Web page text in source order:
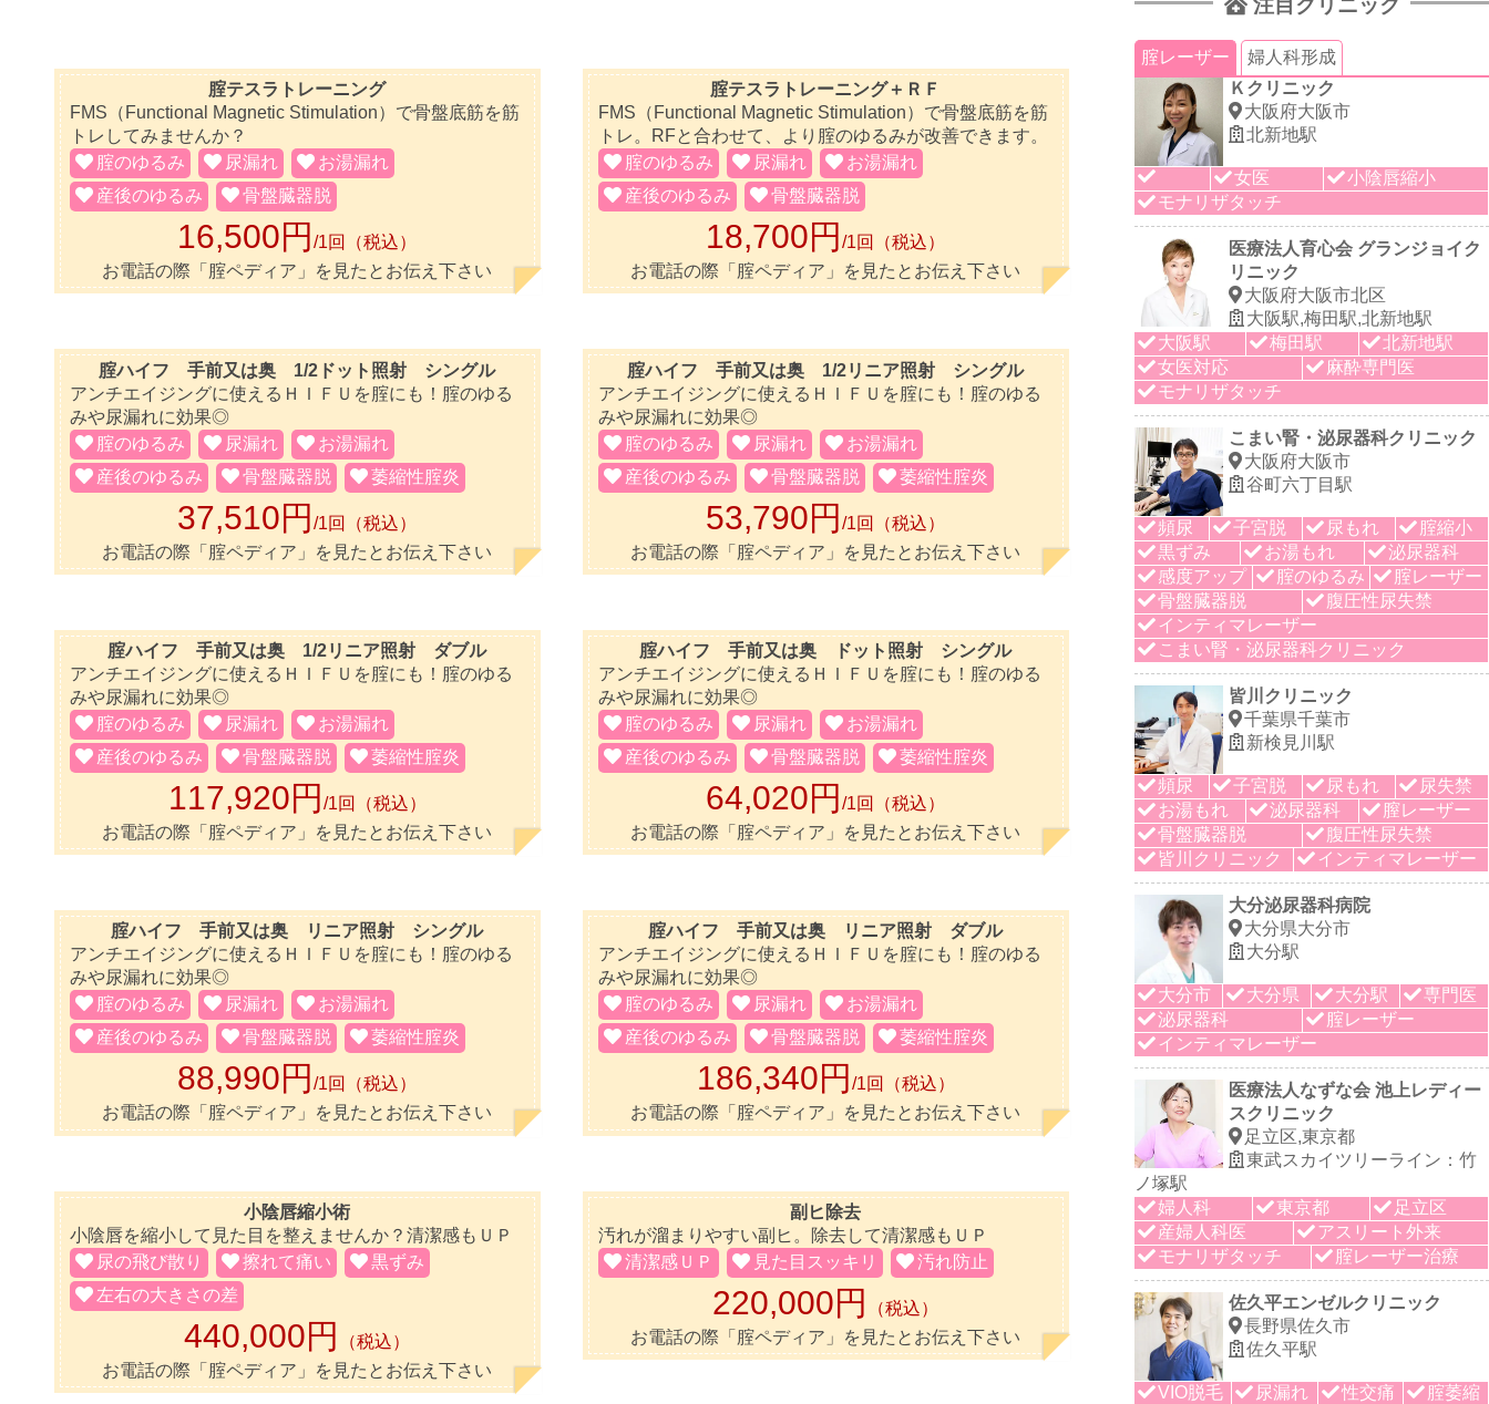
腟テスラトレーニング
FMS（Functional Magnetic Stimulation）で骨盤底筋を筋
トレしてみませんか？
腟のゆるみ
尿漏れ
お湯漏れ
産後のゆるみ
骨盤臓器脱
16,500円/1回（税込）
お電話の際「腟ペディア」を見たとお伝え下さい
腟テスラトレーニング＋ＲＦ
FMS（Functional Magnetic Stimulation）で骨盤底筋を筋
トレ。RFと合わせて、より腟のゆるみが改善できます。
腟のゆるみ
尿漏れ
お湯漏れ
産後のゆるみ
骨盤臓器脱
18,700円/1回（税込）
お電話の際「腟ペディア」を見たとお伝え下さい
腟ハイフ 手前又は奥 1/2ドット照射 シングル
アンチエイジングに使えるＨＩＦＵを腟にも！腟のゆる
みや尿漏れに効果◎
腟のゆるみ
尿漏れ
お湯漏れ
産後のゆるみ
骨盤臓器脱 萎縮性腟炎
37,510円/1回（税込）
お電話の際「腟ペディア」を見たとお伝え下さい
腟ハイフ 手前又は奥 1/2リニア照射 シングル
アンチエイジングに使えるＨＩＦＵを腟にも！腟のゆる
みや尿漏れに効果◎
腟のゆるみ
尿漏れ
お湯漏れ
産後のゆるみ
骨盤臓器脱 萎縮性腟炎
53,790円/1回（税込）
お電話の際「腟ペディア」を見たとお伝え下さい
腟ハイフ 手前又は奥 1/2リニア照射 ダブル
アンチエイジングに使えるＨＩＦＵを腟にも！腟のゆる
みや尿漏れに効果◎
腟のゆるみ
尿漏れ
お湯漏れ
産後のゆるみ
骨盤臓器脱 萎縮性腟炎
117,920円 /1回（税込）
お電話の際「腟ペディア」を見たとお伝え下さい
腟ハイフ 手前又は奥 ドット照射 シングル
アンチエイジングに使えるＨＩＦＵを腟にも！腟のゆる
みや尿漏れに効果◎
腟のゆるみ
尿漏れ
お湯漏れ
産後のゆるみ
骨盤臓器脱 萎縮性腟炎
64,020円/1回（税込）
お電話の際「腟ペディア」を見たとお伝え下さい
腟ハイフ 手前又は奥 リニア照射 シングル
アンチエイジングに使えるＨＩＦＵを腟にも！腟のゆる
みや尿漏れに効果◎
腟のゆるみ
尿漏れ
お湯漏れ
産後のゆるみ
骨盤臓器脱 萎縮性腟炎
88,990円/1回（税込）
お電話の際「腟ペディア」を見たとお伝え下さい
腟ハイフ 手前又は奥 リニア照射 ダブル
アンチエイジングに使えるＨＩＦＵを腟にも！腟のゆる
みや尿漏れに効果◎
腟のゆるみ
尿漏れ
お湯漏れ
産後のゆるみ
骨盤臓器脱 萎縮性腟炎
186,340円 /1回（税込）
お電話の際「腟ペディア」を見たとお伝え下さい
小陰唇縮小術
小陰唇を縮小して見た目を整えませんか？清潔感もＵＰ
尿の飛び散り
擦れて痛い
黒ずみ
左右の大きさの差
440,000円
（税込）
お電話の際「腟ペディア」を見たとお伝え下さい
副ヒ除去
汚れが溜まりやすい副ヒ。除去して清潔感もＵＰ
清潔感ＵＰ
見た目スッキリ 汚れ防止
220,000円
（税込）
お電話の際「腟ペディア」を見たとお伝え下さい
注目クリニック
腟レーザー
婦人科形成
Ｋクリニック
大阪府大阪市
北新地駅
女医
小陰唇縮小
モナリザタッチ
医療法人育心会 グランジョイク
リニック
大阪府大阪市北区
大阪駅,梅田駅,北新地駅
大阪駅
梅田駅
北新地駅
女医対応
麻酔専門医
モナリザタッチ
こまい腎・泌尿器科クリニック
大阪府大阪市
谷町六丁目駅
頻尿 子宮脱 尿もれ
腟縮小
黒ずみ
お湯もれ
泌尿器科
感度アップ
腟のゆるみ
腟レーザー
骨盤臓器脱
腹圧性尿失禁
インティマレーザー
こまい腎・泌尿器科クリニック
皆川クリニック
千葉県千葉市
新検見川駅
頻尿 子宮脱 尿もれ
尿失禁
お湯もれ
泌尿器科
膣レーザー
骨盤臓器脱
腹圧性尿失禁
皆川クリニック
インティマレーザー
大分泌尿器科病院
大分県大分市
大分駅
大分市 大分県 大分駅
専門医
泌尿器科
腟レーザー
インティマレーザー
医療法人なずな会 池上レディー
スクリニック
足立区,東京都
東武スカイツリーライン：竹
ノ塚駅
婦人科
東京都
足立区
産婦人科医
アスリート外来
モナリザタッチ
腟レーザー治療
佐久平エンゼルクリニック
長野県佐久市
佐久平駅
VIO脱毛 尿漏れ 性交痛
腟萎縮